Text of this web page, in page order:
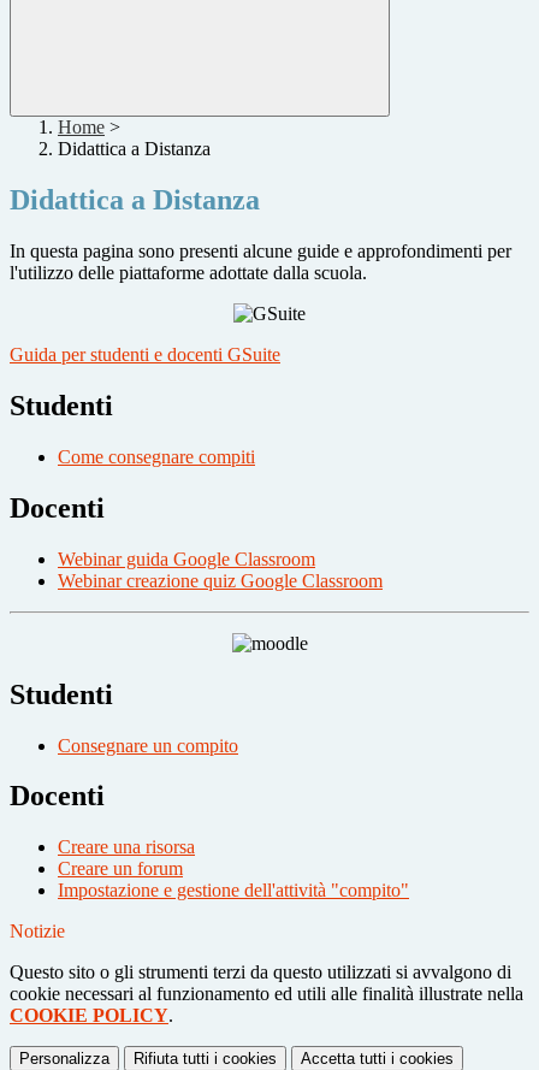
Home >
Didattica a Distanza
Didattica a Distanza
In questa pagina sono presenti alcune guide e approfondimenti per
l'utilizzo delle piattaforme adottate dalla scuola.
Guida per studenti e docenti GSuite
Studenti
Come consegnare compiti
Docenti
Webinar guida Google Classroom
Webinar creazione quiz Google Classroom
Studenti
Consegnare un compito
Docenti
Creare una risorsa
Creare un forum
Impostazione e gestione dell'attività "compito"
Notizie
Questo sito o gli strumenti terzi da questo utilizzati si avvalgono di
cookie necessari al funzionamento ed utili alle finalità illustrate nella
COOKIE POLICY.
Personalizza Rifiuta tutti i cookies Accetta tutti i cookies